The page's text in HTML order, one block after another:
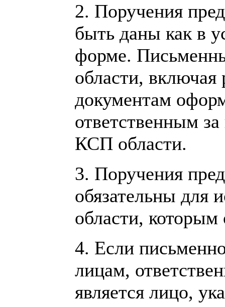
2. Поручения
быть даны как в
форме.
области,
документам
ответственным
КСП области.
3. Поручения
обязательны для
области,
4. Если
лицам,
является лицо,